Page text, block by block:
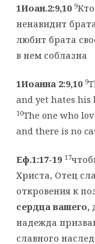
1Иоан.2:9,10 9
ненавидит
любит брата
в нем соблазна
1Иоанна 2:9,10 9
and yet hates
10The one who
and there is no
Еф.1:17-19 17
Христа, Отец
откровения к
сердца вашего,
надежда
славного